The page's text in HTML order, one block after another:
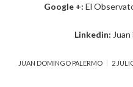
Google +: El
Linkedin:
JUAN DOMINGO PALERMO 2